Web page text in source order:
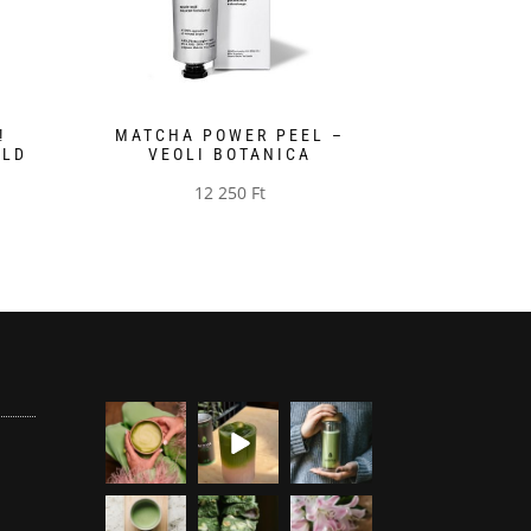
MATCHA POWER PEEL –
VEOLI BOTANICA
12 250 Ft
moyamatcha.
hu
Júl 8
moyamatcha.
hu
Júl 18
moyamatcha.
hu
Dec 19
moyamatcha.
moyamatcha.
moyamatcha.